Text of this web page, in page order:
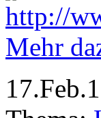
Mehr